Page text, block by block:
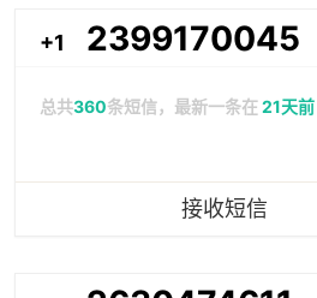
+1 2399170045
总共360条短信，最新一条在21天前
接收短信